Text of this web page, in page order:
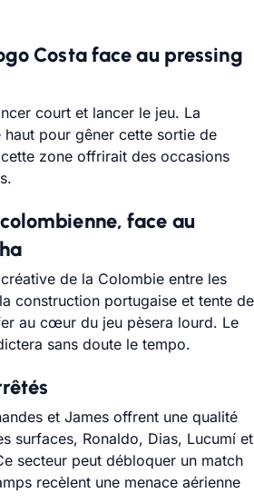
Costa face au pressing
court et lancer le jeu. La
pour gêner cette sortie de
zone offrirait des occasions
face au
de la Colombie entre les
construction portugaise et tente de
au cœur du jeu pèsera lourd. Le
sans doute le tempo.
et James offrent une qualité
surfaces, Ronaldo, Dias, Lucumí et
secteur peut débloquer un match
recèlent une menace aérienne